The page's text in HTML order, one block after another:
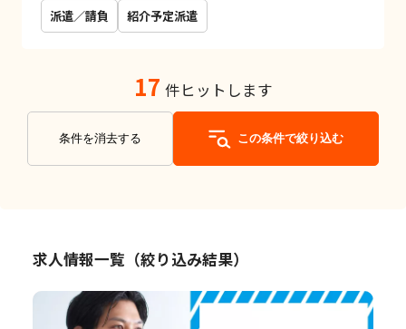
派遣／請負 紹介予定派遣
17 件ヒットします
条件を消去する この条件で絞り込む
求人情報一覧（絞り込み結果）